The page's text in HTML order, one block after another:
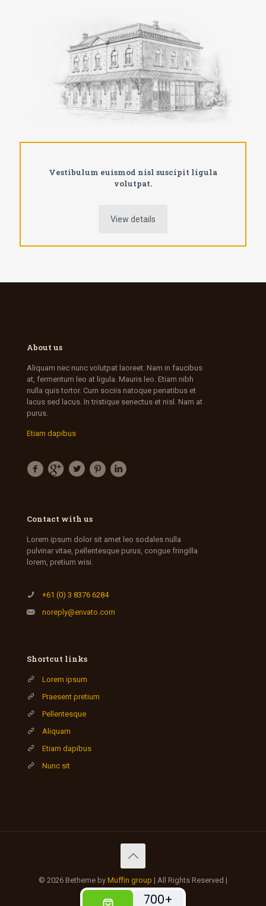
Vestibulum euismod nisl suscipit ligula
volutpat.
View details
About us
Aliquam nec nunc volutpat laoreet. Nam in faucibus
at, fermentum leo at ligula. Mauris leo. Etiam nibh
nulla quis tortor. Cum sociis natoque penatibus et
lacus sed lacus. In tristique senectus et nisl. Nam at
purus.
Etiam dapibus
Contact with us
Lorem ipsum dolor sit amet leo sodales nulla
pulvinar vitae, pellentesque purus, congue fringilla
lorem, pretium wisi.
+61 (0) 3 8376 6284
noreply@envato.com
Shortcut links
Lorem ipsum
Praesent pretium
Pellentesque
Aliquam
Etiam dapibus
Nunc sit
© 2026 Betheme by Muffin group | All Rights Reserved |
Powered by
700+